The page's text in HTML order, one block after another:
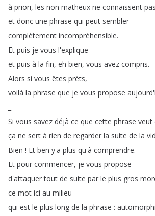
à priori, les non matheux ne connaissent pas
et donc une phrase qui peut sembler
complètement incompréhensible.
Et puis je vous l'explique
et puis à la fin, eh bien, vous avez compris.
Alors si vous êtes prêts,
voilà la phrase que je vous propose
Si vous savez déjà ce que cette phrase veut
ça ne sert à rien de regarder la suite de la
Bien ! Et ben y'a plus qu'à comprendre.
Et pour commencer, je vous propose
d'attaquer tout de suite par le plus gros
ce mot ici au milieu
qui est le plus long de la phrase :